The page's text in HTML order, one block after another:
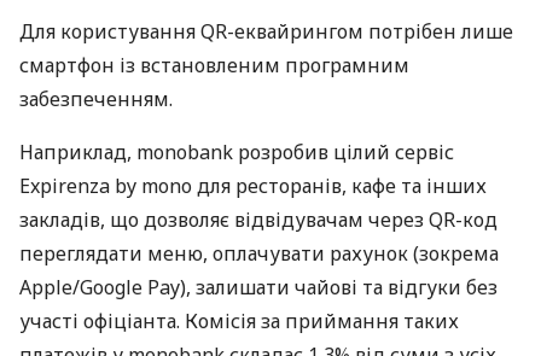
Для користування QR-еквайрингом потрібен лише
смартфон із встановленим програмним
забезпеченням.
Наприклад, monobank розробив цілий сервіс
Expirenza by mono для ресторанів, кафе та інших
закладів, що дозволяє відвідувачам через QR-код
переглядати меню, оплачувати рахунок (зокрема
Apple/Google Pay), залишати чайові та відгуки без
участі офіціанта. Комісія за приймання таких